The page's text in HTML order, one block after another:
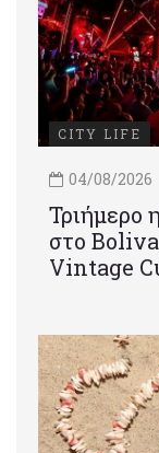
CITY LIFE
04/08/2026
Τριήμερο
στο
Vintage